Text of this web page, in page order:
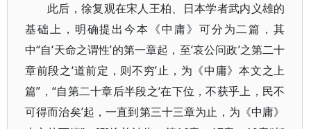
此后，徐复观在宋人王柏、日本学者武内义雄的
基础上，明确提出今本《中庸》可分为二篇，其
中“自‘天命之谓性’的第一章起，至‘哀公问政’之第二十
章前段之‘道前定，则不穷’止，为《中庸》本文之上
篇”，“自第二十章后半段之‘在下位，不获乎上，民不
可得而治矣’起，一直到第三十三章为止，为《中庸》